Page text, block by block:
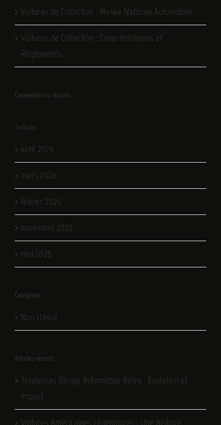
Voitures de Collection : Musée National Automobile
Voitures de Collection : Caractéristiques et
Règlements
Commentaires récents
Archives
avril 2026
mars 2026
février 2026
novembre 2025
mai 2025
Catégories
Non classé
Articles récents
Tendances Design Automobile Rétro : Évolution et
Impact
Voitures Américaines Légendaires : Une Histoire